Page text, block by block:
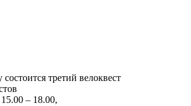
третий велоквест
– 18.00,